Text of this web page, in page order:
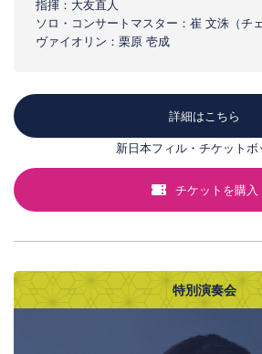
指揮：大友直人
ソロ・コンサートマスター：崔 文洙（チ
ヴァイオリン：栗原 壱成
詳細はこちら
新日本フィル・チケットボ
チケットを購入
特別演奏会